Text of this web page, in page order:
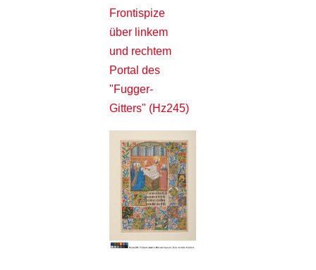
Frontispize
über linkem
und rechtem
Portal des
"Fugger-
Gitters" (Hz245)